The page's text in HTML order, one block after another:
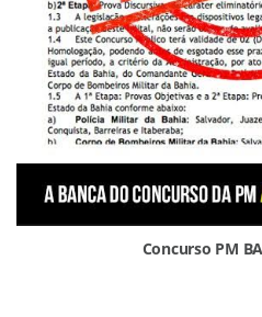
Concurso PM